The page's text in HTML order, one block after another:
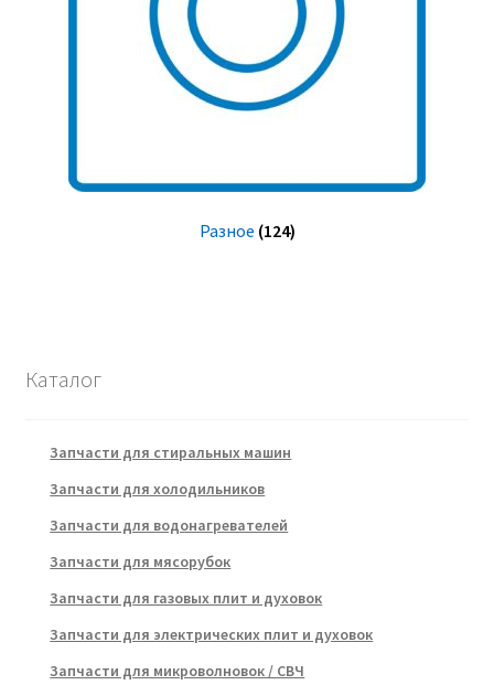
Разное (124)
Каталог
Запчасти для стиральных машин
Запчасти для холодильников
Запчасти для водонагревателей
Запчасти для мясорубок
Запчасти для газовых плит и духовок
Запчасти для электрических плит и духовок
Запчасти для микроволновок / СВЧ